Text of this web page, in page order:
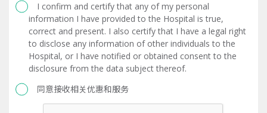
I confirm and certify that any of my personal
information I have provided to the Hospital is true,
correct and present. I also certify that I have a legal right
to disclose any information of other individuals to the
Hospital, or I have notified or obtained consent to the
disclosure from the data subject thereof.
同意接收相关优惠和服务